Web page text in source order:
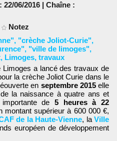
06/2016 | Chaîne :
Notez
, "crèche Joliot-Curie",
, "ville de limoges",
, Limoges, travaux
a lancé des travaux de
la crèche Joliot Curie dans le
en septembre 2015elle
de la naissance à quatre ans et
de 5 heures à 22
supérieur à 600 000 €,
de la Haute-Vienne, laVille
européen de développement